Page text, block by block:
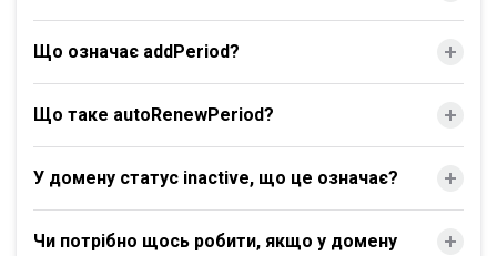
Що означає addPeriod?
Що таке autoRenewPeriod?
У домену статус inactive, що це означає?
Чи потрібно щось робити, якщо у домену